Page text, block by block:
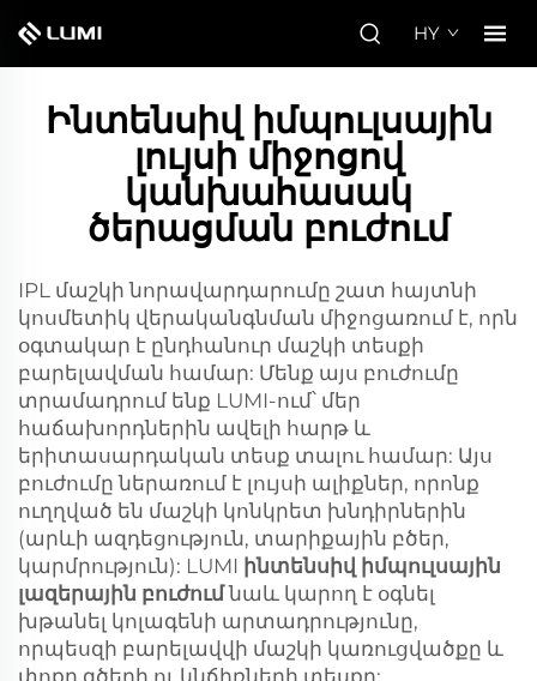
HY
Ինտենսիվ իմպուլսային
լույսի միջոցով
կանխահասակ
ծերացման բուժում
IPL մաշկի նորավարդարումը շատ հայտնի
կոսմետիկ վերականգնման միջոցառում է, որն
օգտակար է ընդհանուր մաշկի տեսքի
բարելավման համար: Մենք այս բուժումը
տրամադրում ենք LUMI-ում՝ մեր
հաճախորդներին ավելի հարթ և
երիտասարդական տեսք տալու համար: Այս
բուժումը ներառում է լույսի ալիքներ, որոնք
ուղղված են մաշկի կոնկրետ խնդիրներին
(արևի ազդեցություն, տարիքային բծեր,
կարմրություն): LUMI ինտենսիվ իմպուլսային
լազերային բուժումնաև կարող է օգնել
խթանել կոլագենի արտադրությունը,
որպեսզի բարելավվի մաշկի կառուցվածքը և
փոքր գծերի ու կնճիռների տեսքը: